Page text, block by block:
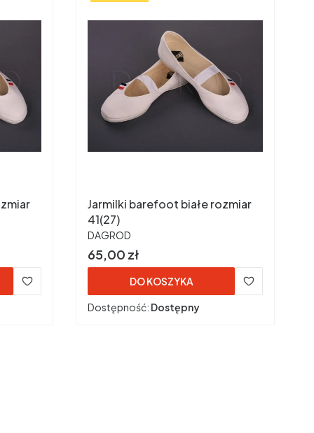
Jarmilki barefoot białe rozmiar
41(27)
PRODUCENT
DAGROD
Cena
65,00 zł
DO KOSZYKA
Dostępność: Dostępny